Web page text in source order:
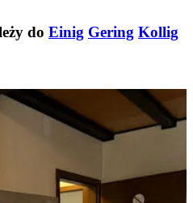
do Einig Gering Kollig